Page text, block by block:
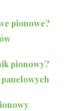
pionowe?
pionowy?